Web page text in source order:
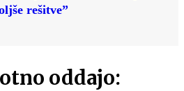
rešitve”
oddajo: